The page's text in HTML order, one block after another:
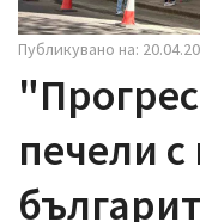
Публикувано на:
печели с